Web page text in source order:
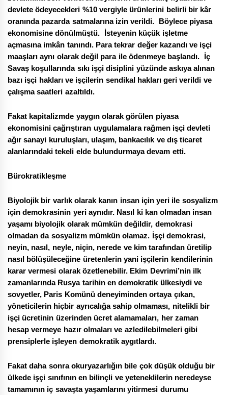
devlete ödeyecekleri %10 vergiyle ürünlerini belirli bir kâr
oranında pazarda satmalarına izin verildi. Böylece piyasa
ekonomisine dönülmüştü. İsteyenin küçük işletme
açmasına imkân tanındı. Para tekrar değer kazandı ve işçi
maaşları aynı olarak değil para ile ödenmeye başlandı. İç
Savaş koşullarında sıkı işçi disiplini yüzünde askıya alınan
bazı işçi hakları ve işçilerin sendikal hakları geri verildi ve
çalışma saatleri azaltıldı.
Fakat kapitalizmde yaygın olarak görülen piyasa
ekonomisini çağrıştıran uygulamalara rağmen işçi devleti
ağır sanayi kuruluşları, ulaşım, bankacılık ve dış ticaret
alanlarındaki tekeli elde bulundurmaya devam etti.
Bürokratikleşme
Biyolojik bir varlık olarak kanın insan için yeri ile sosyalizm
için demokrasinin yeri aynıdır. Nasıl ki kan olmadan insan
yaşamı biyolojik olarak mümkün değildir, demokrasi
olmadan da sosyalizm mümkün olamaz. İşçi demokrasi,
neyin, nasıl, neyle, niçin, nerede ve kim tarafından üretilip
nasıl bölüşüleceğine üretenlerin yani işçilerin kendilerinin
karar vermesi olarak özetlenebilir. Ekim Devrimi’nin ilk
zamanlarında Rusya tarihin en demokratik ülkesiydi ve
sovyetler, Paris Komünü deneyiminden ortaya çıkan,
yöneticilerin hiçbir ayrıcalığa sahip olmaması, nitelikli bir
işçi ücretinin üzerinden ücret alamamaları, her zaman
hesap vermeye hazır olmaları ve azledilebilmeleri gibi
prensiplerle işleyen demokratik aygıtlardı.
Fakat daha sonra okuryazarlığın bile çok düşük olduğu bir
ülkede işçi sınıfının en bilinçli ve yeteneklilerin neredeyse
tamamının iç savaşta yaşamlarını yitirmesi durumu